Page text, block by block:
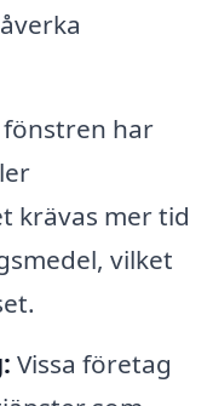
fönstren har
krävas mer tid
vilket
Vissa företag